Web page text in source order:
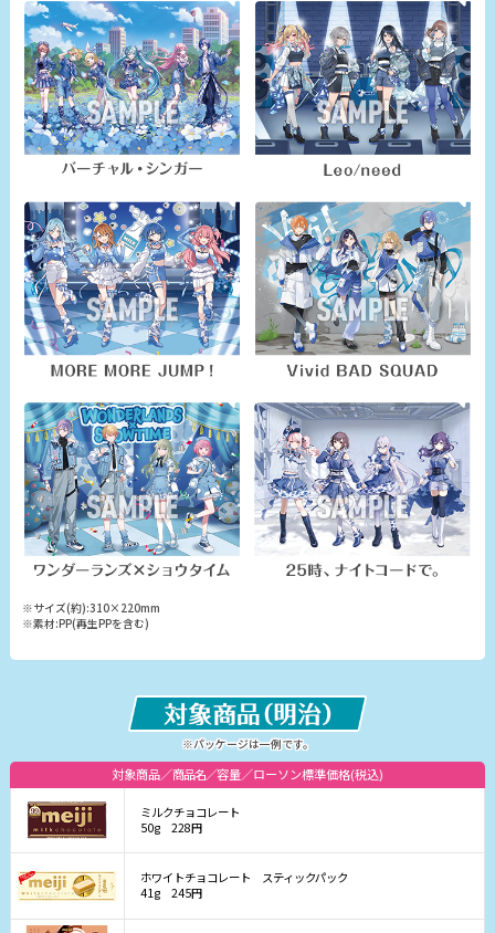
※サイズ(約):310×220mm
※素材:PP(再生PPを含む)
※パッケージは一例です。
対象商品 商品名 容量 ローソン標準価格(税込)
ミルクチョコレート
50g
228円
ホワイトチョコレート スティックパック
41g
245円